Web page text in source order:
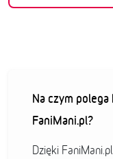
Na czym
FaniMani.pl?
Dzięki